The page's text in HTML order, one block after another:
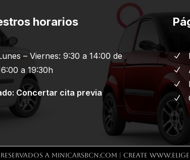
horarios
– Viernes: 9:30 a 14:00 de
a 19:30h
Concertar cita previa
N
N
N
N
a MINICARSBCN.COM | Create